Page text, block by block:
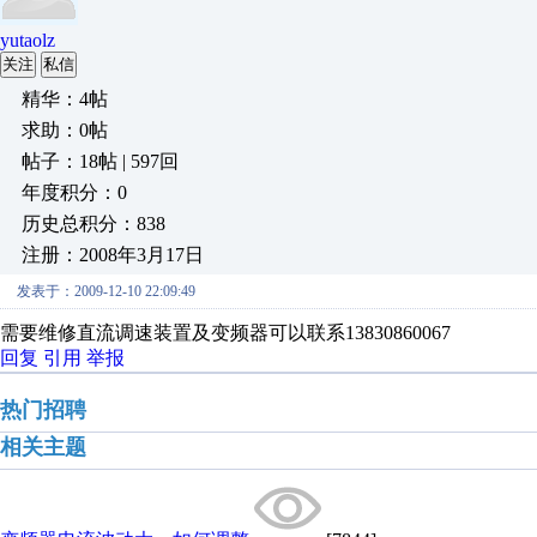
yutaolz
关注 私信
精华：4帖
求助：0帖
帖子：18帖 | 597回
年度积分：0
历史总积分：838
注册：2008年3月17日
发表于：2009-12-10 22:09:49
需要维修直流调速装置及变频器可以联系13830860067
回复 引用 举报
热门招聘
相关主题